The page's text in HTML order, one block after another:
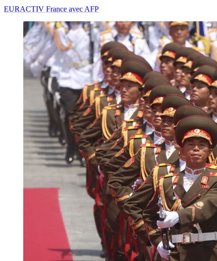
EURACTIV France avec AFP